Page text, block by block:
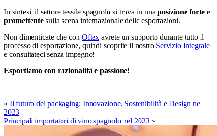
In sintesi, il settore tessile spagnolo si trova in una posizione forte e
promettente sulla scena internazionale delle esportazioni.
Non dimenticate che con Oftex avrete un supporto durante tutto il
processo di esportazione, quindi scoprite il nostro Servizio Integrale
e consultateci senza impegno!
Esportiamo con razionalità e passione!
« Il futuro del packaging: Innovazione, Sostenibilità e Design nel
2023
Principali importatori di vino spagnolo nel 2023 »